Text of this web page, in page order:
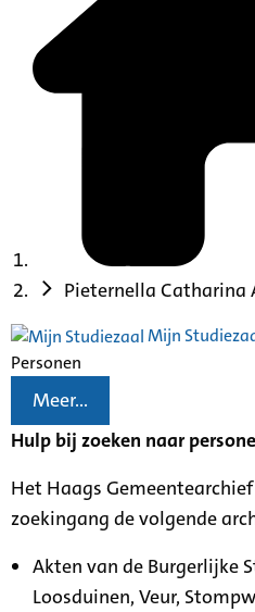
Pieternella Catharina
Mijn
Personen
Meer...
Hulp bij zoeken naar
Het Haags
zoekingang de volgende
Akten van de Burgerlijke
Loosduinen, Veur,